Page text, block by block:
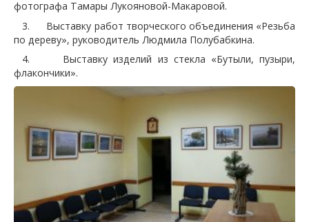
фотографа Тамары Лукояновой-Макаровой.
3. Выставку работ творческого объединения «Резьба
по дереву», руководитель Людмила Полубабкина.
4. Выставку изделий из стекла «Бутыли, пузыри,
флакончики».